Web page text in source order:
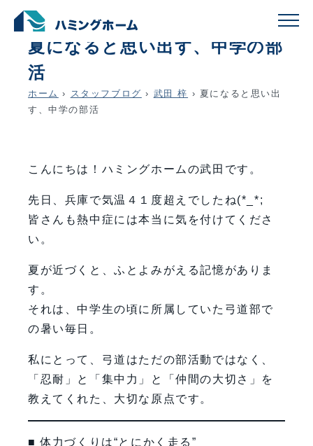
schedule
夏になると思い出す、中学の部
活
ホーム › スタッフブログ › 武田 梓 › 夏になると思い出
す、中学の部活
こんにちは！ハミングホームの武田です。
先日、兵庫で気温４１度超えでしたね(*_*;
皆さんも熱中症には本当に気を付けてくださ
い。
夏が近づくと、ふとよみがえる記憶がありま
す。
それは、中学生の頃に所属していた弓道部で
の暑い毎日。
私にとって、弓道はただの部活動ではなく、
「忍耐」と「集中力」と「仲間の大切さ」を
教えてくれた、大切な原点です。
■ 体力づくりは“とにかく走る”